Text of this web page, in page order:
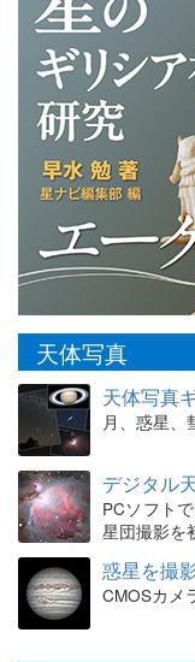
天体写真
天体写真
月、惑星
デジタル
PCソフト
星団撮影を
惑星を撮
CMOSカメ